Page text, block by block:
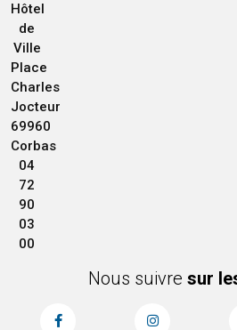
Hôtel
de
Ville
Place
Charles
Jocteur
69960
Corbas
04
72
90
03
00
Nous suivre sur